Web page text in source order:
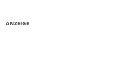
ANZEIGE